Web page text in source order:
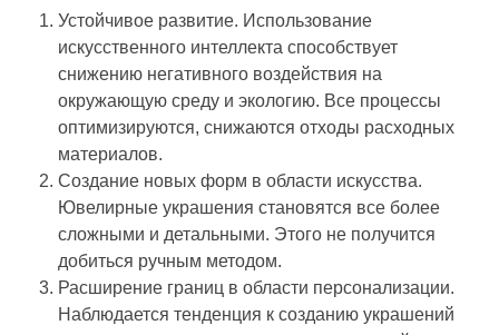
Устойчивое развитие. Использование
искусственного интеллекта способствует
снижению негативного воздействия на
окружающую среду и экологию. Все процессы
оптимизируются, снижаются отходы расходных
материалов.
Создание новых форм в области искусства.
Ювелирные украшения становятся все более
сложными и детальными. Этого не получится
добиться ручным методом.
Расширение границ в области персонализации.
Наблюдается тенденция к созданию украшений